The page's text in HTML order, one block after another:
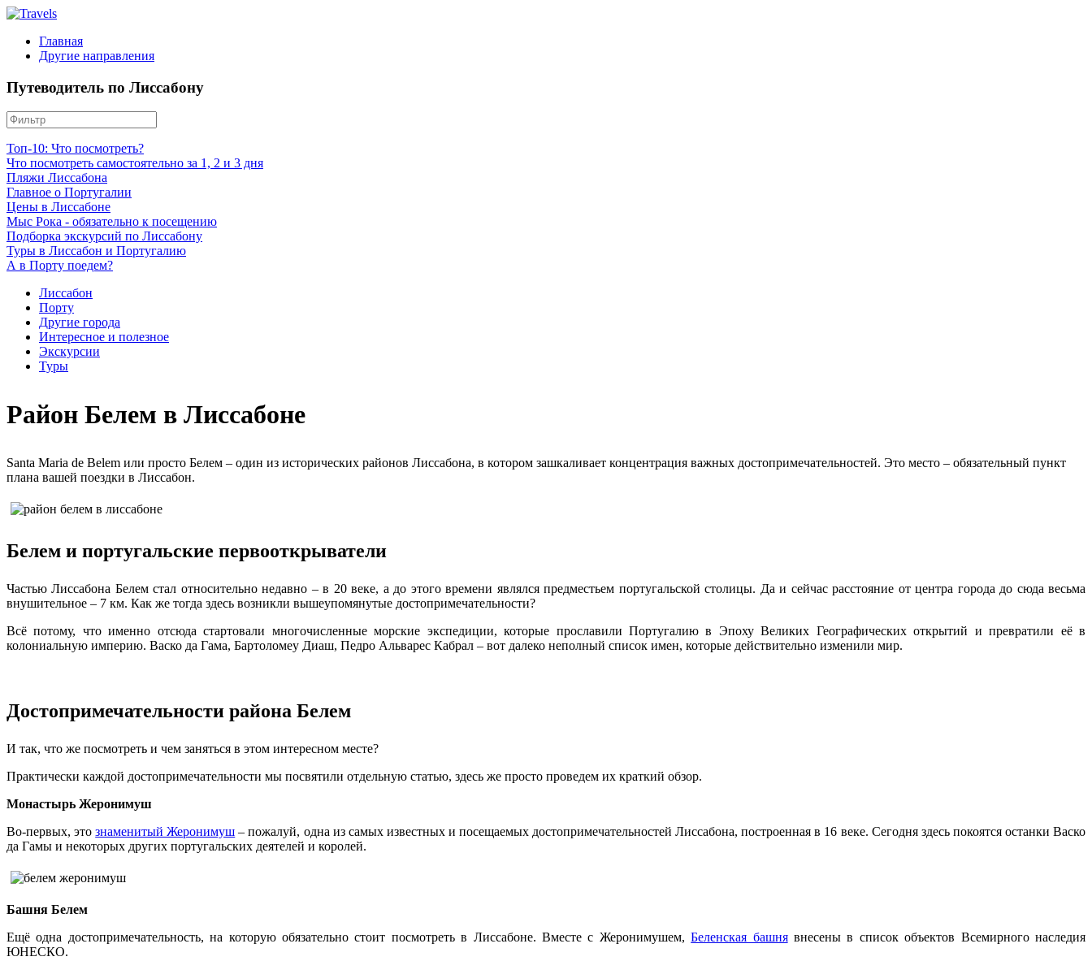
Главная
Другие направления
Путеводитель по Лиссабону
Топ-10: Что посмотреть?
Что посмотреть самостоятельно за 1, 2 и 3 дня
Пляжи Лиссабона
Главное о Португалии
Цены в Лиссабоне
Мыс Рока - обязательно к посещению
Подборка экскурсий по Лиссабону
Туры в Лиссабон и Португалию
А в Порту поедем?
Лиссабон
Порту
Другие города
Интересное и полезное
Экскурсии
Туры
Район Белем в Лиссабоне
Santa Maria de Belem или просто Белем – один из исторических районов Лиссабона, в котором зашкаливает концентрация важных достопримечательностей. Это место – обязательный пункт
плана вашей поездки в Лиссабон.
Белем и португальские первооткрыватели
Частью Лиссабона Белем стал относительно недавно – в 20 веке, а до этого времени являлся предместьем португальской столицы. Да и сейчас расстояние от центра города до сюда весьма
внушительное – 7 км. Как же тогда здесь возникли вышеупомянутые достопримечательности?
Всё потому, что именно отсюда стартовали многочисленные морские экспедиции, которые прославили Португалию в Эпоху Великих Географических открытий и превратили её в
колониальную империю. Васко да Гама, Бартоломеу Диаш, Педро Альварес Кабрал – вот далеко неполный список имен, которые действительно изменили мир.
Достопримечательности района Белем
И так, что же посмотреть и чем заняться в этом интересном месте?
Практически каждой достопримечательности мы посвятили отдельную статью, здесь же просто проведем их краткий обзор.
Монастырь Жеронимуш
Во-первых, этознаменитый Жеронимуш – пожалуй, одна из самых известных и посещаемых достопримечательностей Лиссабона, построенная в 16 веке. Сегодня здесь покоятся останки Васко
да Гамы и некоторых других португальских деятелей и королей.
Башня Белем
Ещё одна достопримечательность, на которую обязательно стоит посмотреть в Лиссабоне. Вместе с Жеронимушем,Беленская башнявнесены в список объектов Всемирного наследия
ЮНЕСКО.